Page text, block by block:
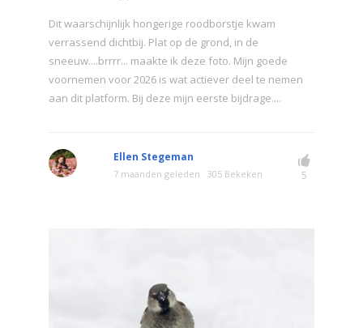
Dit waarschijnlijk hongerige roodborstje kwam
verrassend dichtbij. Plat op de grond, in de
sneeuw....brrrr... maakte ik deze foto. Mijn goede
voornemen voor 2026 is wat actiever deel te nemen
aan dit platform. Bij deze mijn eerste bijdrage....
Ellen Stegeman
7 maanden geleden 305 Bekeken 5